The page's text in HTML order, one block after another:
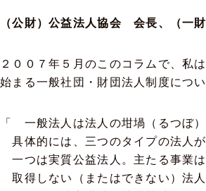
（公財）公益法人協会 会長、（
２００７年５月のこのコラムで、私
始まる一般社団・財団法人制度につ
「 一般法人は法人の坩堝（るつぼ）
具体的には、三つのタイプの法人が
一つは実質公益法人。主たる事業
取得しない（またはできない）法